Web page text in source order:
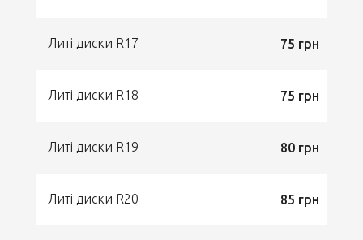
Литі диски R17 75 грн
Литі диски R18 75 грн
Литі диски R19 80 грн
Литі диски R20 85 грн